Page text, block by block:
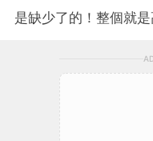
是缺少了的！整個就是